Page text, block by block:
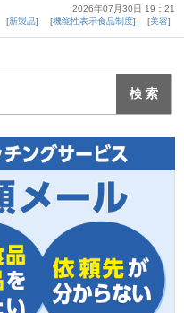
2026年07月30日 19：21
新製品 機能性表示食品制度 美容